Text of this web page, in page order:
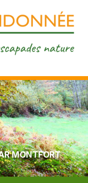
MONTFORT